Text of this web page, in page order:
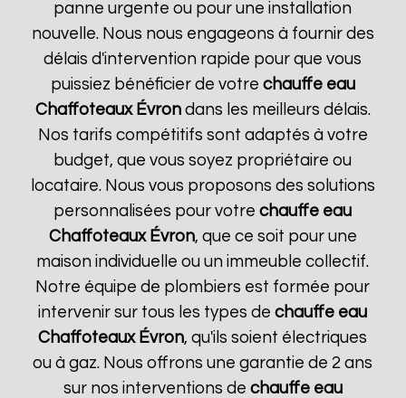
panne urgente ou pour une installation
nouvelle. Nous nous engageons à fournir des
délais d'intervention rapide pour que vous
puissiez bénéficier de votre chauffe eau
Chaffoteaux Évrondans les meilleurs délais.
Nos tarifs compétitifs sont adaptés à votre
budget, que vous soyez propriétaire ou
locataire. Nous vous proposons des solutions
personnalisées pour votrechauffe eau
Chaffoteaux Évron, que ce soit pour une
maison individuelle ou un immeuble collectif.
Notre équipe de plombiers est formée pour
intervenir sur tous les types dechauffe eau
Chaffoteaux Évron, qu'ils soient électriques
ou à gaz. Nous offrons une garantie de 2 ans
sur nos interventions de chauffe eau